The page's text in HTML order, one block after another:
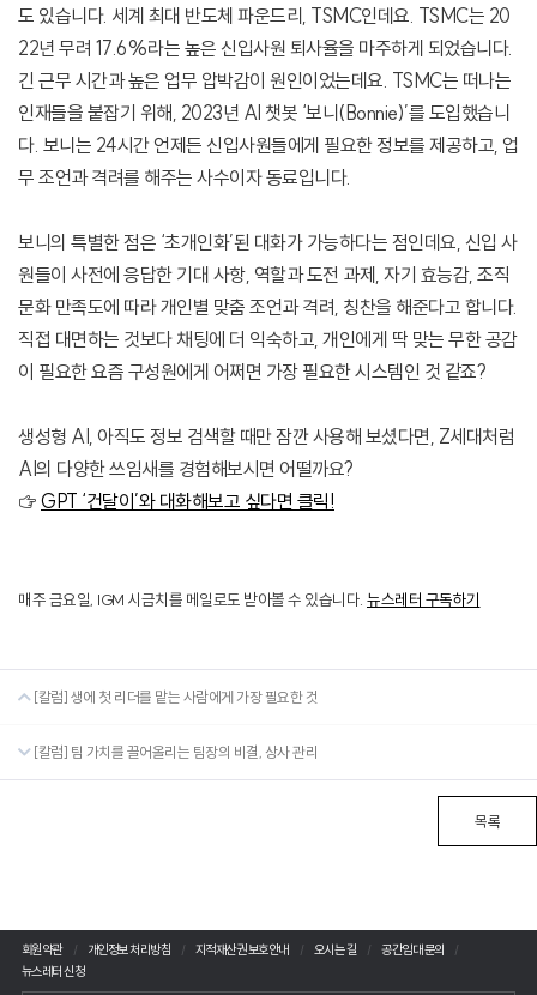
도 있습니다. 세계 최대 반도체 파운드리, TSMC인데요. TSMC는 20
22년 무려 17.6%라는 높은 신입사원 퇴사율을 마주하게 되었습니다.
긴 근무 시간과 높은 업무 압박감이 원인이었는데요. TSMC는 떠나는
인재들을 붙잡기 위해, 2023년 AI 챗봇 ‘보니(Bonnie)’를 도입했습니
다. 보니는 24시간 언제든 신입사원들에게 필요한 정보를 제공하고, 업
무 조언과 격려를 해주는 사수이자 동료입니다.
보니의 특별한 점은 ‘초개인화’된 대화가 가능하다는 점인데요, 신입 사
원들이 사전에 응답한 기대 사항, 역할과 도전 과제, 자기 효능감, 조직
문화 만족도에 따라 개인별 맞춤 조언과 격려, 칭찬을 해준다고 합니다.
직접 대면하는 것보다 채팅에 더 익숙하고, 개인에게 딱 맞는 무한 공감
이 필요한 요즘 구성원에게 어쩌면 가장 필요한 시스템인 것 같죠?
생성형 AI, 아직도 정보 검색할 때만 잠깐 사용해 보셨다면, Z세대처럼
AI의 다양한 쓰임새를 경험해보시면 어떨까요?
☞ GPT ‘건달이’와 대화해보고 싶다면 클릭!
매주 금요일, IGM 시금치를 메일로도 받아볼 수 있습니다. 뉴스레터 구독하기
[칼럼] 생에 첫 리더를 맡는 사람에게 가장 필요한 것
[칼럼] 팀 가치를 끌어올리는 팀장의 비결, 상사 관리
목록
회원약관 개인정보 처리방침 지적재산권 보호안내 오시는 길
공간임대 문의
뉴스레터 신청